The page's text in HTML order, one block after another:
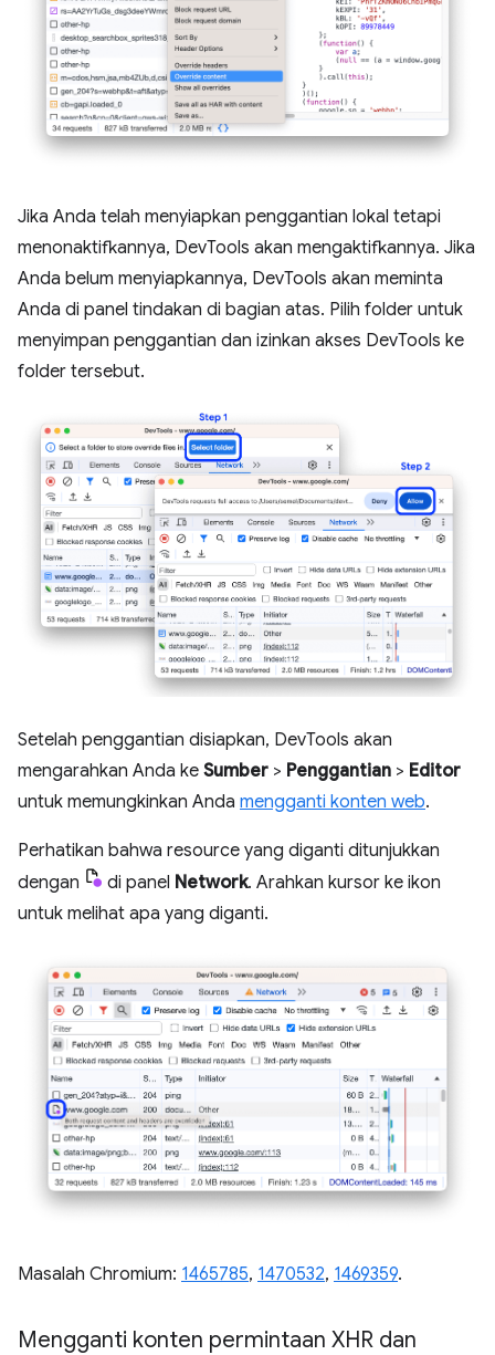
Jika Anda telah menyiapkan penggantian lokal tetapi
menonaktifkannya, DevTools akan mengaktifkannya. Jika
Anda belum menyiapkannya, DevTools akan meminta
Anda di panel tindakan di bagian atas. Pilih folder untuk
menyimpan penggantian dan izinkan akses DevTools ke
folder tersebut.
Setelah penggantian disiapkan, DevTools akan
mengarahkan Anda ke Sumber > Penggantian > Editor
untuk memungkinkan Anda mengganti konten web.
Perhatikan bahwa resource yang diganti ditunjukkan
dengan
di panel Network. Arahkan kursor ke ikon
untuk melihat apa yang diganti.
Masalah Chromium: 1465785, 1470532, 1469359.
Mengganti konten permintaan XHR dan